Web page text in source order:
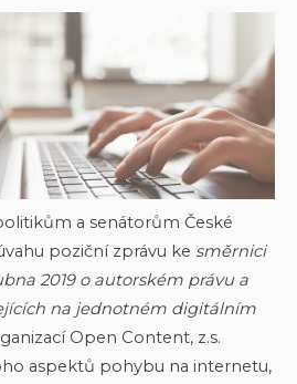
a senátorům České
poziční zprávu ke směrnici
2019 o autorském právu a
na jednotném digitálním
Open Content, z.s.
aspektů pohybu na internetu,